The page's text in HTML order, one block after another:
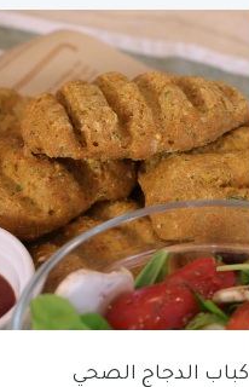
كباب الدجاج الصحي